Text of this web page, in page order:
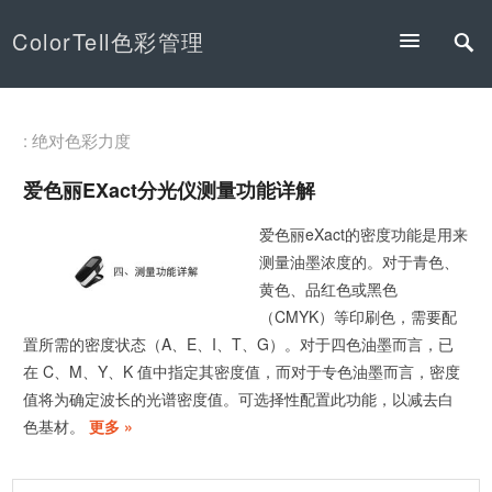
ColorTell色彩管理
: 绝对色彩力度
爱色丽eXact分光仪测量功能详解
爱色丽eXact的密度功能是用来
测量油墨浓度的。对于青色、
黄色、品红色或黑色
（CMYK）等印刷色，需要配
置所需的密度状态（A、E、I、T、G）。对于四色油墨而言，已
在 C、M、Y、K 值中指定其密度值，而对于专色油墨而言，密度
值将为确定波长的光谱密度值。可选择性配置此功能，以减去白
色基材。
更多 »